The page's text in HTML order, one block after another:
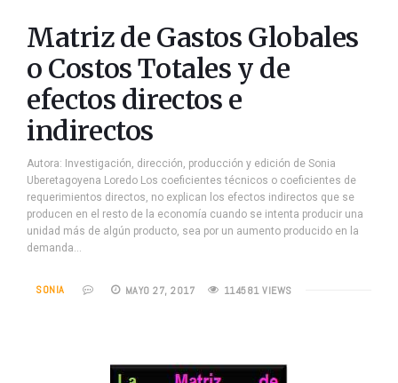
Matriz de Gastos Globales
o Costos Totales y de
efectos directos e
indirectos
Autora: Investigación, dirección, producción y edición de Sonia
Uberetagoyena Loredo Los coeficientes técnicos o coeficientes de
requerimientos directos, no explican los efectos indirectos que se
producen en el resto de la economía cuando se intenta producir una
unidad más de algún producto, sea por un aumento producido en la
demanda…
SONIA MAYO 27, 2017 114581 VIEWS